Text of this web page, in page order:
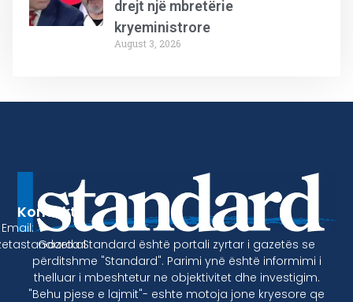
drejt një mbretërie
kryeministrore
August 3, 2026
Gazeta Standard është portali zyrtar i gazetës se
përditshme "Standard". Parimi ynë është informimi i
thelluar i mbeshtetur ne objektivitet dhe investigim.
"Behu pjese e lajmit"- eshte motoja jone kryesore qe
Kontakt
Email: